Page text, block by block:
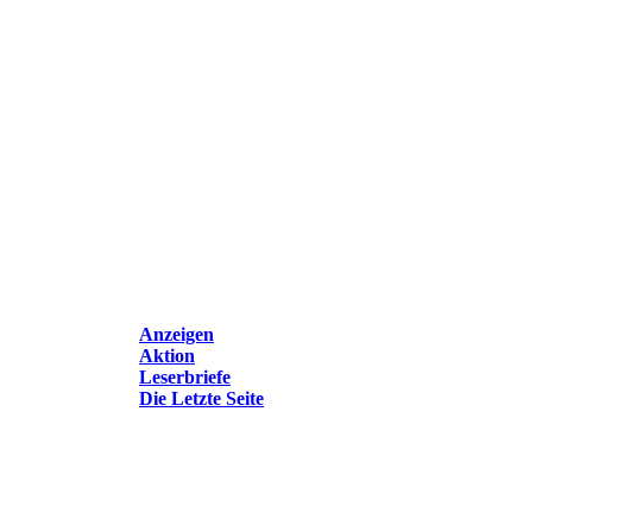
Anzeigen
Aktion
Leserbriefe
Die Letzte Seite